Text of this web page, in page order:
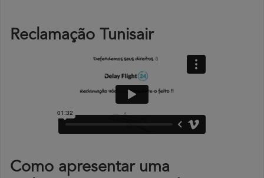
Reclamação Tunisair
Como apresentar uma